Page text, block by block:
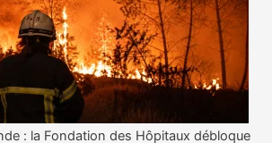
: la Fondation des Hôpitaux débloque